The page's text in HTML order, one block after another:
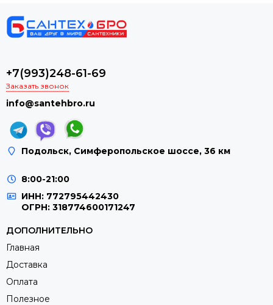
атмосфер). Если бы не он, то в системе часто
происходили бы протечки, или часто приходилось бы
+7(993)248-61-69
Заказать звонок
info@santehbro.ru
Подольск, Симферопольское шоссе, 36 км
8:00-21:00
ИНН: 772795442430
ОГРН: 318774600171247
ДОПОЛНИТЕЛЬНО
Главная
Доставка
Оплата
Полезное